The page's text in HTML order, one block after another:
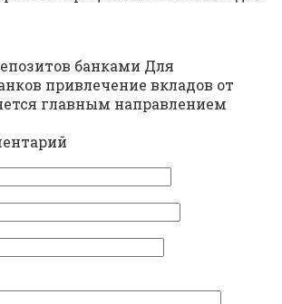
банками Для
привлечение вкладов от
главным направлением